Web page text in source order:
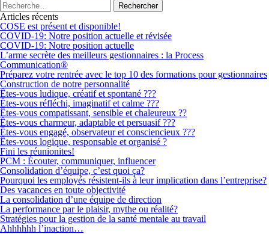
Articles récents
COSE est présent et disponible!
COVID-19: Notre position actuelle et révisée
COVID-19: Notre position actuelle
L’arme secrète des meilleurs gestionnaires : la Process
Communication®
Préparez votre rentrée avec le top 10 des formations pour gestionnaires
Construction de notre personnalité
Êtes-vous ludique, créatif et spontané ???
Êtes-vous réfléchi, imaginatif et calme ???
Êtes-vous compatissant, sensible et chaleureux ??
Êtes-vous charmeur, adaptable et persuasif ???
Êtes-vous engagé, observateur et consciencieux ???
Êtes-vous logique, responsable et organisé ?
Fini les réunionites!
PCM : Écouter, communiquer, influencer
Consolidation d’équipe, c’est quoi ça?
Pourquoi les employés résistent-ils à leur implication dans l’entreprise?
Des vacances en toute objectivité
La consolidation d’une équipe de direction
La performance par le plaisir, mythe ou réalité?
Stratégies pour la gestion de la santé mentale au travail
Ahhhhhh l’inaction…